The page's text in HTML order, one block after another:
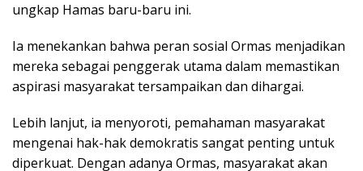
ungkap Hamas baru-baru ini.
Ia menekankan bahwa peran sosial Ormas menjadikan
mereka sebagai penggerak utama dalam memastikan
aspirasi masyarakat tersampaikan dan dihargai.
Lebih lanjut, ia menyoroti, pemahaman masyarakat
mengenai hak-hak demokratis sangat penting untuk
diperkuat. Dengan adanya Ormas, masyarakat akan